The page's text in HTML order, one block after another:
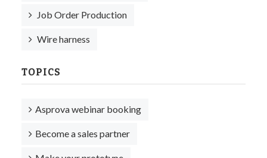
Job Order Production
Wire harness
TOPICS
Asprova webinar booking
Become a sales partner